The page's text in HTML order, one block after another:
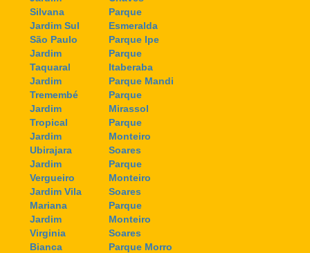
Silvana
Jardim Sul
São Paulo
Jardim
Taquaral
Jardim
Tremembé
Jardim
Tropical
Jardim
Ubirajara
Jardim
Vergueiro
Jardim Vila
Mariana
Jardim
Virginia
Bianca
Parque
Esmeralda
Parque Ipe
Parque
Itaberaba
Parque Mandi
Parque
Mirassol
Parque
Monteiro
Soares
Parque
Monteiro
Soares
Parque
Monteiro
Soares
Parque Morro